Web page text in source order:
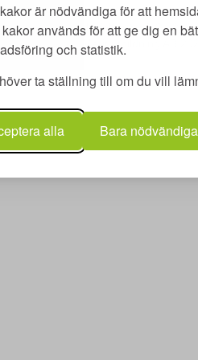
är nödvändiga för att
används för att ge dig en
och statistik.
ta ställning till om du vill
alla Bara nödvändiga
AB | Adlerfelts väg 2 C | 213
Copyright © Merit utbildning AB